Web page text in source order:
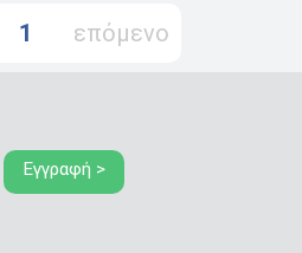
1 επόμενο
Εγγραφή >